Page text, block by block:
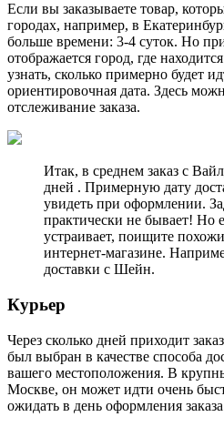
Если вы заказываете товар,
городах, например, в
больше времени: 3-4 суток. Но
отображается город, где
узнать, сколько примерно будет
ориентировочная дата. Здесь
отслеживание заказа.
Итак, в среднем заказ с
дней . Примерную дату
увидеть при оформлении.
практически не бывает! Но
устраивает, поищите
интернет-магазине.
доставки с Шейн.
Курьер
Через сколько дней приходит
был выбран в качестве способа
вашего местоположения. В
Москве, он может идти очень
ожидать в день оформления